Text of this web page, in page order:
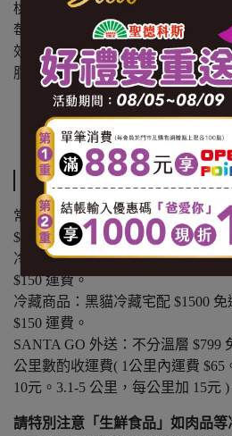
桃、黑醋栗、醋栗)、玉米來源可
莓、 糖、葵花油)南瓜子、紅甜菜
效分解酵素 (異麥芽糊精、酵素製
脂酵素(麥芽糊精、糊精、酵素製
【內容量(重量)】120g/盒
【保存期限(總效期)】360天
運送方式
常溫商品：黑貓常溫宅配 $1200 免
$100 運費。
冷凍商品：黑貓冷凍宅配 $1500
$150 運費。
冷藏商品：黑貓冷藏宅配 $1500
$150 運費。
SANTA GO 外送：不分溫層 $799
公里數酌收運費( 1公里內運費 $65
10元。3.1-5 公里，每公里加 15元 )
請特別注意「生鮮食品」如肉品